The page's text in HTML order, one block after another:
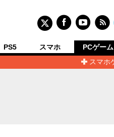
PS5 スマホ
PCゲーム
スマホ